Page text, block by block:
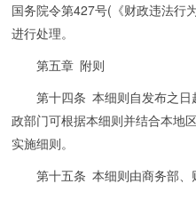
国务院令第427号(《财政违法行
进行处理。
第五章 附则
第十四条 本细则自发布之日
政部门可根据本细则并结合本地
实施细则。
第十五条 本细则由商务部、